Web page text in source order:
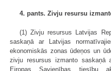
4. pants. Zivju resursu
(1) Zivju resursus Latvijas
saskaņā ar Latvijas
ekonomiskās zonas ūdeņos un
zivju resursus izmanto saskaņā
Eiropas Savienības tiesību